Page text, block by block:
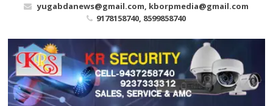
yugabdanews@gmail.com, kborpmedia@gmail.com
9178158740, 8599858740